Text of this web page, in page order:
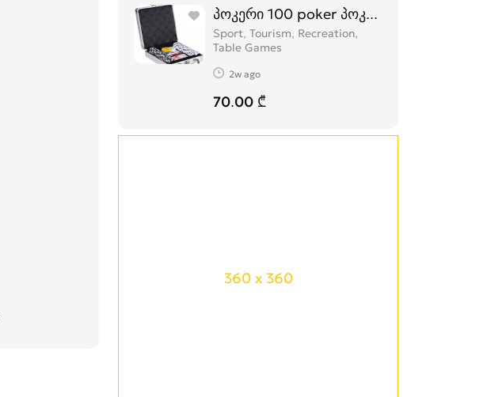
პოკერი 100 poker პოკერის ნაკრები
Sport, Tourism, Recreation,
Table Games
2w ago
70.00 ₾
360 x 360